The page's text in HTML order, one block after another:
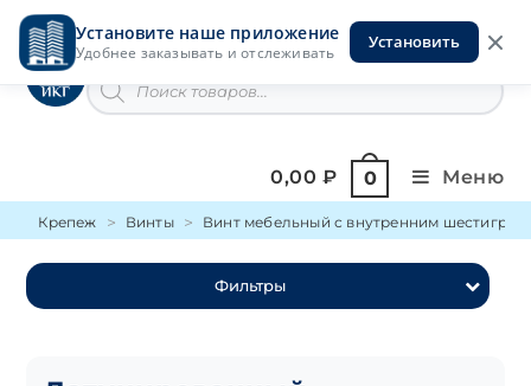
Установите наше приложение
Удобнее заказывать и отслеживать
Установить
Перейти
содержимомуИнструменты на Горской
товаров
0,00₽ 0 Меню
Крепеж Винты Винт мебельный с внутренним
Фильтры